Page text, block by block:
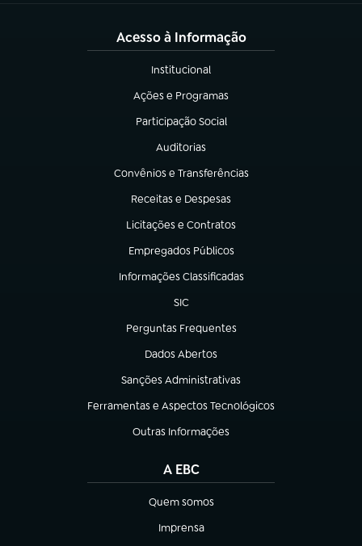
Acesso à Informação
Institucional
(abre em nova aba)
Ações e Programas
(abre em nova aba)
Participação Social
(abre em nova aba)
Auditorias
(abre em nova aba)
Convênios e Transferências
(abre em nova aba)
Receitas e Despesas
(abre em nova aba)
Licitações e Contratos
(abre em nova aba)
Empregados Públicos
(abre em nova aba)
Informações Classificadas
(abre em nova aba)
SIC
(abre em nova aba)
Perguntas Frequentes
(abre em nova aba)
Dados Abertos
(abre em nova aba)
Sanções Administrativas
(abre em nova aba)
Ferramentas e Aspectos Tecnológicos
(abre em nova aba)
Outras Informações
(abre em nova aba)
A EBC
Quem somos
(abre em nova aba)
Imprensa
(abre em nova aba)